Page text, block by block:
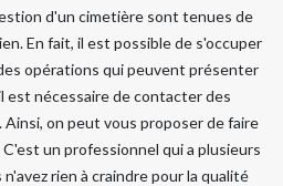
d'un cimetière sont tenues de
En fait, il est possible de s'occuper
opérations qui peuvent présenter
est nécessaire de contacter des
on peut vous proposer de faire
un professionnel qui a plusieurs
rien à craindre pour la qualité